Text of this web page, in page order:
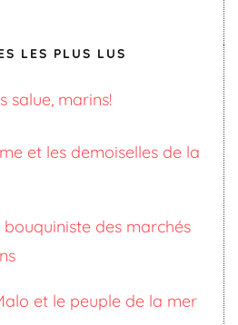
LES PLUS LUS
salue, marins!
et les demoiselles de la
bouquiniste des marchés
et le peuple de la mer